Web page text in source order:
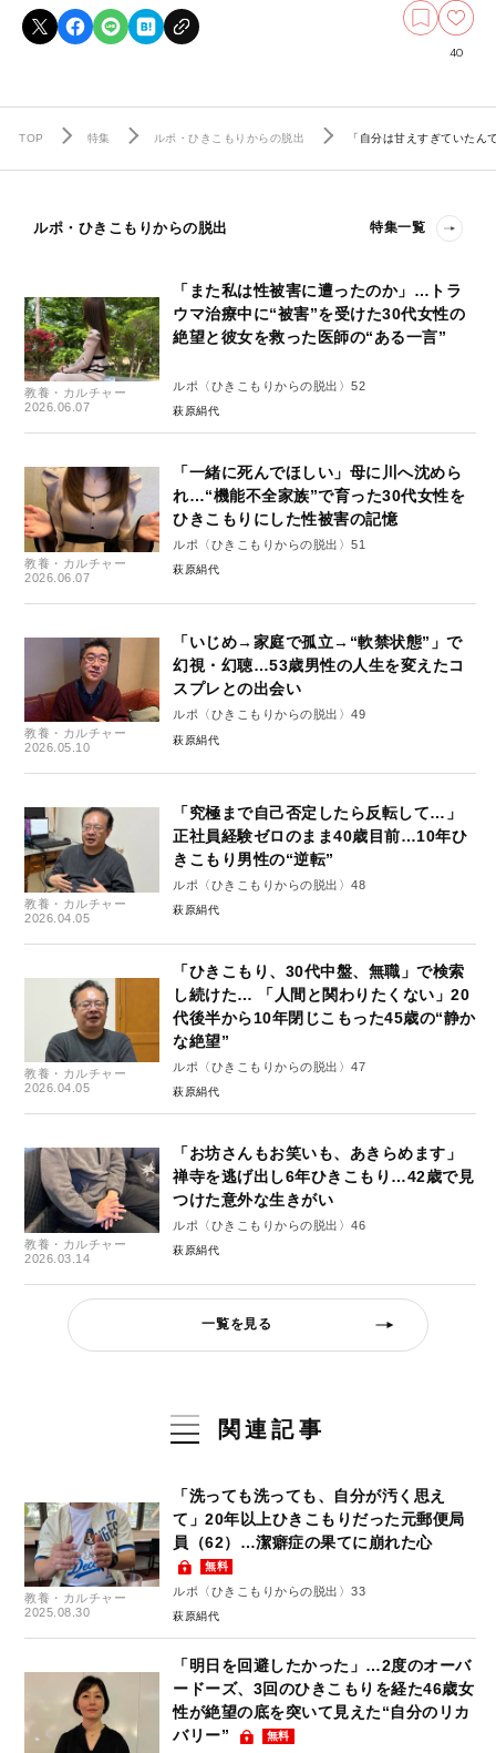
40
TOP 特集 ルポ・ひきこもりからの脱出 「自分は甘えすぎていた
ルポ・ひきこもりからの脱出 特集一覧
教養・カルチャー
2026.06.07
「また私は性被害に遭ったのか」…トラ
ウマ治療中に“被害”を受けた30代女性の
絶望と彼女を救った医師の“ある一言”
ルポ〈ひきこもりからの脱出〉52
萩原絹代
教養・カルチャー
2026.06.07
「一緒に死んでほしい」母に川へ沈めら
れ…“機能不全家族”で育った30代女性を
ひきこもりにした性被害の記憶
ルポ〈ひきこもりからの脱出〉51
萩原絹代
教養・カルチャー
2026.05.10
「いじめ→家庭で孤立→“軟禁状態”」で
幻視・幻聴…53歳男性の人生を変えたコ
スプレとの出会い
ルポ〈ひきこもりからの脱出〉49
萩原絹代
教養・カルチャー
2026.04.05
「究極まで自己否定したら反転して…」
正社員経験ゼロのまま40歳目前…10年ひ
きこもり男性の“逆転”
ルポ〈ひきこもりからの脱出〉48
萩原絹代
教養・カルチャー
2026.04.05
「ひきこもり、30代中盤、無職」で検索
し続けた… 「人間と関わりたくない」20
代後半から10年閉じこもった45歳の“静か
な絶望”
ルポ〈ひきこもりからの脱出〉47
萩原絹代
教養・カルチャー
2026.03.14
「お坊さんもお笑いも、あきらめます」
禅寺を逃げ出し6年ひきこもり…42歳で見
つけた意外な生きがい
ルポ〈ひきこもりからの脱出〉46
萩原絹代
一覧を見る
関連記事
教養・カルチャー
2025.08.30
「洗っても洗っても、自分が汚く思え
て」20年以上ひきこもりだった元郵便局
員（62）…潔癖症の果てに崩れた心
無料
ルポ〈ひきこもりからの脱出〉33
萩原絹代
「明日を回避したかった」…2度のオーバ
ードーズ、3回のひきこもりを経た46歳女
性が絶望の底を突いて見えた“自分のリカ
バリー”
無料